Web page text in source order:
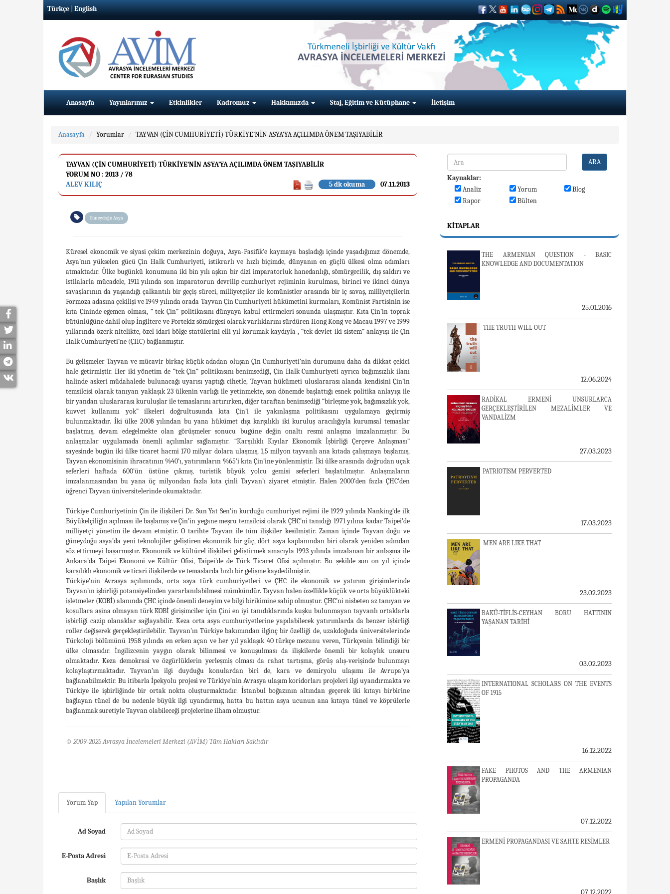
Türkçe|English
Anasayfa Yayınlarımız Etkinlikler Kadromuz Hakkımızda Staj, Eğitim ve Kütüphane İletişim
Anasayfa Yorumlar TAYVAN (ÇİN CUMHURİYETİ) TÜRKİYE’NİN ASYA’YA AÇILIMDA ÖNEM TAŞIYABİLİR
TAYVAN (ÇİN CUMHURİYETİ) TÜRKİYE’NİN ASYA’YA AÇILIMDA ÖNEM TAŞIYABİLİR
YORUM NO : 2013 / 78
ALEV KILIÇ
07.11.2013
5 dk okuma
Güneydoğu Asya
Küresel ekonomik ve siyasi çekim merkezinin doğuya, Asya-Pasifik’e kaymaya başladığı içinde yaşadığımız dönemde,
Asya’nın yükselen gücü Çin Halk Cumhuriyeti, istikrarlı ve hızlı biçimde, dünyanın en güçlü ülkesi olma adımları
atmaktadır. Ülke bugünkü konumuna iki bin yılı aşkın bir dizi imparatorluk hanedanlığı, sömürgecilik, dış saldırı ve
istilalarla mücadele, 1911 yılında son imparatorun devrilip cumhuriyet rejiminin kurulması, birinci ve ikinci dünya
savaşlarının da yaşandığı çalkantılı bir geçiş süreci, milliyetçiler ile komünistler arasında bir iç savaş, milliyetçilerin
Formoza adasına çekilişi ve 1949 yılında orada Tayvan Çin Cumhuriyeti hükümetini kurmaları, Komünist Partisinin ise
kıta Çininde egemen olması, ” tek Çin” politikasını dünyaya kabul ettirmeleri sonunda ulaşmıştır. Kıta Çin’in toprak
bütünlüğüne dahil olup İngiltere ve Portekiz sömürgesi olarak varlıklarını sürdüren Hong Kong ve Macau 1997 ve 1999
yıllarında özerk nitelikte, özel idari bölge statülerini elli yıl korumak kaydıyla , “tek devlet-iki sistem” anlayışı ile Çin
Halk Cumhuriyeti’ne (ÇHC) bağlanmıştır.
Bu gelişmeler Tayvan ve mücavir birkaç küçük adadan oluşan Çin Cumhuriyeti’nin durumunu daha da dikkat çekici
hale getirmiştir. Her iki yönetim de “tek Çin” politikasını benimsediği, Çin Halk Cumhuriyeti ayrıca bağımsızlık ilanı
halinde askeri müdahalede bulunacağı uyarısı yaptığı cihetle, Tayvan hükümeti uluslararası alanda kendisini Çin’in
temsilcisi olarak tanıyan yaklaşık 23 ülkenin varlığı ile yetinmekte, son dönemde başlattığı esnek politika anlayışı ile
bir yandan uluslararası kuruluşlar ile temaslarını artırırken, diğer taraftan benimsediği “birleşme yok, bağımsızlık yok,
kuvvet kullanımı yok” ilkeleri doğrultusunda kıta Çin’i ile yakınlaşma politikasını uygulamaya geçirmiş
bulunmaktadır. İki ülke 2008 yılından bu yana hükümet dışı karşılıklı iki kuruluş aracılığıyla kurumsal temaslar
başlatmış, devam edegelmekte olan görüşmeler sonucu bugüne değin onaltı resmi anlaşma imzalanmıştır. Bu
anlaşmalar uygulamada önemli açılımlar sağlamıştır. “Karşılıklı Kıyılar Ekonomik İşbirliği Çerçeve Anlaşması”
sayesinde bugün iki ülke ticaret hacmi 170 milyar dolara ulaşmış, 1,5 milyon tayvanlı ana kıtada çalışmaya başlamış,
Tayvan ekonomisinin ihracatının %40’ı, yatırımların %65’i kıta Çin’ine yönlenmiştir. İki ülke arasında doğrudan uçak
seferleri haftada 600’ün üstüne çıkmış, turistik büyük yolcu gemisi seferleri başlatılmıştır. Anlaşmaların
imzalanmasından bu yana üç milyondan fazla kıta çinli Tayvan’ı ziyaret etmiştir. Halen 2000’den fazla ÇHC’den
öğrenci Tayvan üniversitelerinde okumaktadır.
Türkiye Cumhuriyetinin Çin ile ilişkileri Dr. Sun Yat Sen’in kurduğu cumhuriyet rejimi ile 1929 yılında Nanking’de ilk
Büyükelçiliğin açılması ile başlamış ve Çin’in yegane meşru temsilcisi olarak ÇHC’ni tanıdığı 1971 yılına kadar Taipei’de
milliyetçi yönetim ile devam etmiştir. O tarihte Tayvan ile tüm ilişkiler kesilmiştir. Zaman içinde Tayvan doğu ve
güneydoğu asya’da yeni teknolojiler geliştiren ekonomik bir güç, dört asya kaplanından biri olarak yeniden adından
söz ettirmeyi başarmıştır. Ekonomik ve kültürel ilişkileri geliştirmek amacıyla 1993 yılında imzalanan bir anlaşma ile
Ankara’da Taipei Ekonomi ve Kültür Ofisi, Taipei’de de Türk Ticaret Ofisi açılmıştır. Bu şekilde son on yıl içinde
karşılıklı ekonomik ve ticari ilişkilerde ve temaslarda hızlı bir gelişme kaydedilmiştir.
Türkiye’nin Avrasya açılımında, orta asya türk cumhuriyetleri ve ÇHC ile ekonomik ve yatırım girişimlerinde
Tayvan’ın işbirliği potansiyelinden yararlanılabilmesi mümkündür. Tayvan halen özellikle küçük ve orta büyüklükteki
işletmeler (KOBİ) alanında ÇHC içinde önemli deneyim ve bilgi birikimine sahip olmuştur. ÇHC’ni nisbeten az tanıyan ve
koşullara aşina olmayan türk KOBİ girişimciler için Çini en iyi tanıdıklarında kuşku bulunmayan tayvanlı ortaklarla
işbirliği cazip olanaklar sağlayabilir. Keza orta asya cumhuriyetlerine yapılabilecek yatırımlarda da benzer işbirliği
roller değişerek gerçekleştirilebilir. Tayvan’ın Türkiye bakımından ilginç bir özelliği de, uzakdoğuda üniversitelerinde
Türkoloji bölümünü 1958 yılında en erken açan ve her yıl yaklaşık 40 türkçe mezunu veren, Türkçenin bilindiği bir
ülke olmasıdır. İngilizcenin yaygın olarak bilinmesi ve konuşulması da ilişkilerde önemli bir kolaylık unsuru
olmaktadır. Keza demokrasi ve özgürlüklerin yerleşmiş olması da rahat tartışma, görüş alış-verişinde bulunmayı
kolaylaştırmaktadır. Tayvan’ın ilgi duyduğu konulardan biri de, kara ve demiryolu ulaşımı ile Avrupa’ya
bağlanabilmektir. Bu itibarla İpekyolu projesi ve Türkiye’nin Avrasya ulaşım koridorları projeleri ilgi uyandırmakta ve
Türkiye ile işbirliğinde bir ortak nokta oluşturmaktadır. İstanbul boğazının altından geçerek iki kıtayı birbirine
bağlayan tünel de bu nedenle büyük ilgi uyandırmış, hatta bu hattın asya ucunun ana kıtaya tünel ve köprülerle
bağlanmak suretiyle Tayvan olabileceği projelerine ilham olmuştur.
© 2009-2025 Avrasya İncelemeleri Merkezi (AVİM) Tüm Hakları Saklıdır
Yorum Yap Yapılan Yorumlar
Ad Soyad
E-Posta Adresi
Başlık
ARA
Kaynaklar:
Analiz
Yorum
Blog
Rapor
Bülten
KITAPLAR
THE ARMENIAN QUESTION - BASIC
KNOWLEDGE AND DOCUMENTATION
25.01.2016
THE TRUTH WILL OUT
12.06.2024
RADİKAL ERMENİ UNSURLARCA
GERÇEKLEŞTİRİLEN MEZALİMLER VE
VANDALİZM
27.03.2023
PATRIOTISM PERVERTED
17.03.2023
MEN ARE LIKE THAT
23.02.2023
BAKÜ-TİFLİS-CEYHAN BORU HATTININ
YAŞANAN TARİHİ
03.02.2023
INTERNATIONAL SCHOLARS ON THE EVENTS
OF 1915
16.12.2022
FAKE PHOTOS AND THE ARMENIAN
PROPAGANDA
07.12.2022
ERMENİ PROPAGANDASI VE SAHTE RESİMLER
07.12.2022